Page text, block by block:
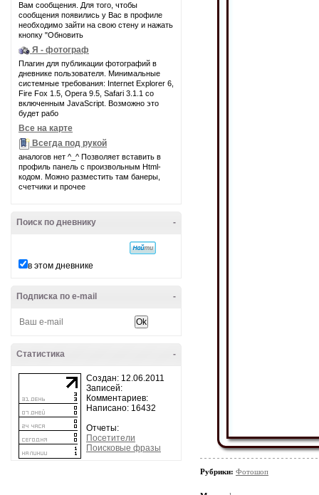
Вам сообщения. Для того, чтобы
сообщения появились у Вас в профиле
необходимо зайти на свою стену и нажать
кнопку "Обновить
Я - фотограф
Плагин для публикации фотографий в
дневнике пользователя. Минимальные
системные требования: Internet Explorer 6,
Fire Fox 1.5, Opera 9.5, Safari 3.1.1 со
включенным JavaScript. Возможно это
будет рабо
Все на карте
Всегда под рукой
аналогов нет ^_^ Позволяет вставить в
профиль панель с произвольным Html-
кодом. Можно разместить там банеры,
счетчики и прочее
-
Поиск по дневнику
в этом дневнике
-
Подписка по e-mail
-
Статистика
Создан: 12.06.2011
Записей:
Комментариев:
Написано: 16432
Отчеты:
Посетители
Поисковые фразы
Рубрики: Фотошоп